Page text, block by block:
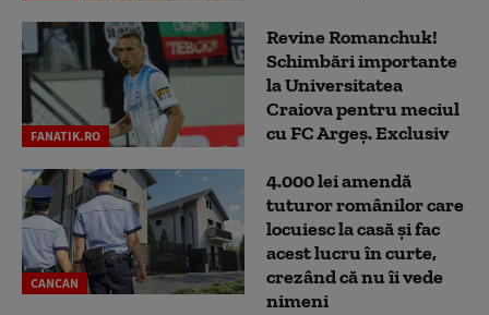
FANATIK.RO
Revine Romanchuk!
Schimbări importante
la Universitatea
Craiova pentru meciul
cu FC Argeş. Exclusiv
CANCAN
4.000 lei amendă
tuturor românilor care
locuiesc la casă și fac
acest lucru în curte,
crezând că nu îi vede
nimeni